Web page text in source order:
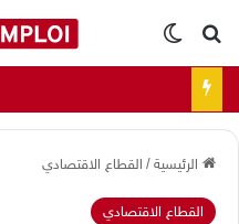
بحث عنالوضع المظلم
الرئيسية/ القطاع الاقتصادي
القطاع الاقتصادي